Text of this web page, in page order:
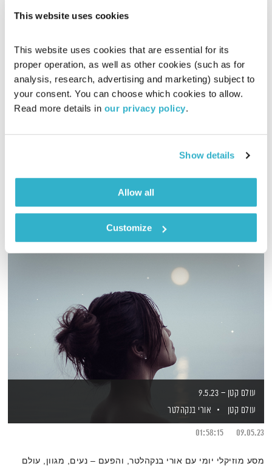
This website uses cookies
This website uses cookies that are essential for its
proper operation, as well as other cookies (such as for
analysis, research, advertising and marketing) subject to
your consent. You can choose which cookies to allow.
Read more details in our privacy policy.
Show details
Allow all
Customize
טיול שבת – 21.9.24
טיול שבת
מיכל גפן
תבל ונכנסת ישר ללב
אודיו
עולם קטן – 9.5.23
עולם קטן
אורי בנקהלטר
09.05.23
01:58:15
מסע מוזיקלי יומי עם אורי בנקהלטר, והפעם – נעים, מגוון, עולם